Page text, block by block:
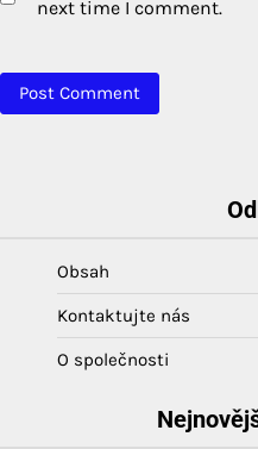
next time I comment.
Obsah
Kontaktujte nás
O společnosti